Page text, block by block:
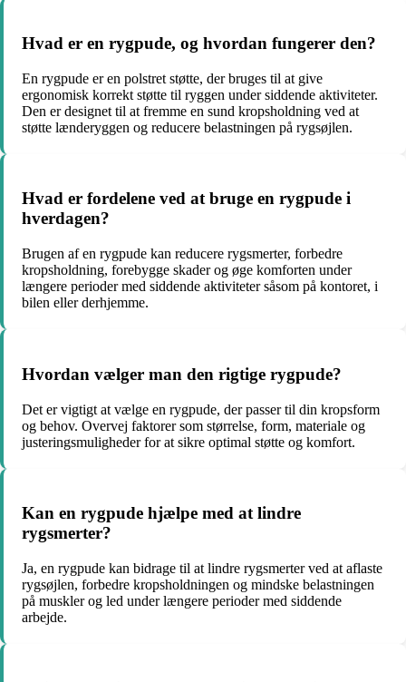
Hvad er en rygpude, og hvordan fungerer den?
En rygpude er en polstret støtte, der bruges til at give
ergonomisk korrekt støtte til ryggen under siddende aktiviteter.
Den er designet til at fremme en sund kropsholdning ved at
støtte lænderyggen og reducere belastningen på rygsøjlen.
Hvad er fordelene ved at bruge en rygpude i
hverdagen?
Brugen af en rygpude kan reducere rygsmerter, forbedre
kropsholdning, forebygge skader og øge komforten under
længere perioder med siddende aktiviteter såsom på kontoret, i
bilen eller derhjemme.
Hvordan vælger man den rigtige rygpude?
Det er vigtigt at vælge en rygpude, der passer til din kropsform
og behov. Overvej faktorer som størrelse, form, materiale og
justeringsmuligheder for at sikre optimal støtte og komfort.
Kan en rygpude hjælpe med at lindre
rygsmerter?
Ja, en rygpude kan bidrage til at lindre rygsmerter ved at aflaste
rygsøjlen, forbedre kropsholdningen og mindske belastningen
på muskler og led under længere perioder med siddende
arbejde.